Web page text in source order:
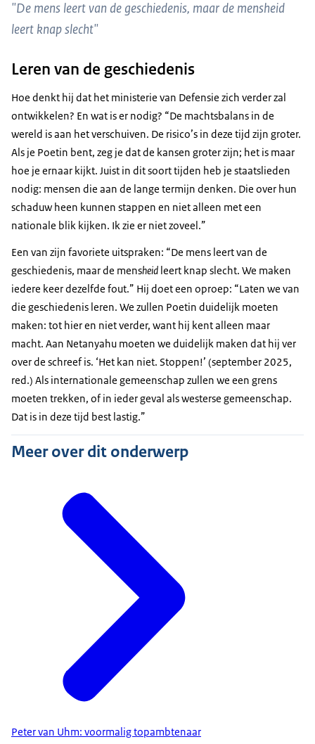
"De mens leert van de geschiedenis, maar de mensheid
leert knap slecht"
Leren van de geschiedenis
Hoe denkt hij dat het ministerie van Defensie zich verder zal
ontwikkelen? En wat is er nodig? “De machtsbalans in de
wereld is aan het verschuiven. De risico’s in deze tijd zijn groter.
Als je Poetin bent, zeg je dat de kansen groter zijn; het is maar
hoe je ernaar kijkt. Juist in dit soort tijden heb je staatslieden
nodig: mensen die aan de lange termijn denken. Die over hun
schaduw heen kunnen stappen en niet alleen met een
nationale blik kijken. Ik zie er niet zoveel.”
Een van zijn favoriete uitspraken: “De mens leert van de
geschiedenis, maar de mensheid leert knap slecht. We maken
iedere keer dezelfde fout.” Hij doet een oproep: “Laten we van
die geschiedenis leren. We zullen Poetin duidelijk moeten
maken: tot hier en niet verder, want hij kent alleen maar
macht. Aan Netanyahu moeten we duidelijk maken dat hij ver
over de schreef is. ‘Het kan niet. Stoppen!’ (september 2025,
red.) Als internationale gemeenschap zullen we een grens
moeten trekken, of in ieder geval als westerse gemeenschap.
Dat is in deze tijd best lastig.”
Meer over dit onderwerp
Peter van Uhm: voormalig topambtenaar